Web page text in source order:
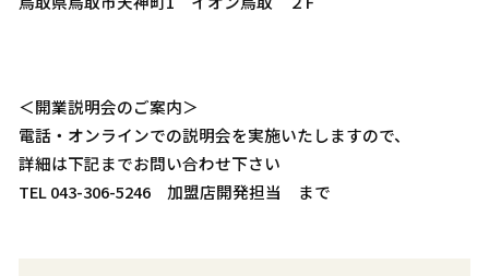
＜開業説明会のご案内＞
電話・オンラインでの説明会を実施いたしますので、
詳細は下記までお問い合わせ下さい
TEL 043-306-5246 加盟店開発担当 まで